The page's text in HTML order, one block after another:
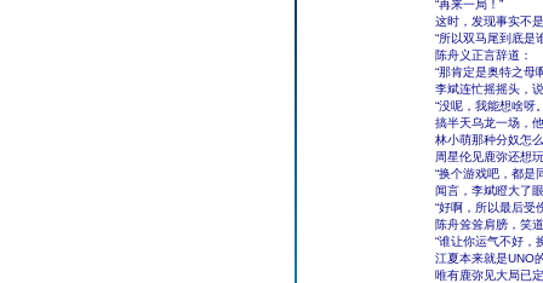
“再来一局！”
这时，发现事实不
“所以双马尾到底是
陈舟义正言辞道：
“那肯定是奥特之母
李斌连忙摇摇头，
“没呢，我能想啥呀
搞半天乌龙一场，
林小萌那种分奴怎
周星伦见鹿弥还想
“换个游戏吧，都是
闻言，李斌瞪大了
“好啊，所以最后受
陈舟耸耸肩膀，笑
“谁让你运气不好，
江夏本来就是UNO
唯有鹿弥见大局已